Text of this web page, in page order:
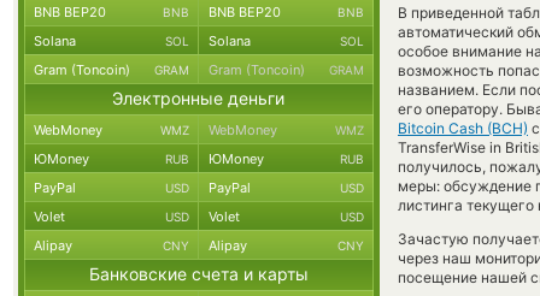
В приведенной
автоматический
особое внимание
возможность
названием. Если
его оператору.
Bitcoin Cash (BCH)
TransferWise in
получилось,
меры: обсуждение
листинга
Зачастую
через наш
посещение нашей
BNB BEP20 BNB BNB BEP20 BNB
Solana SOL Solana SOL
Gram (Toncoin) GRAM Gram (Toncoin) GRAM
Электронные деньги
WebMoney WMZ WebMoney WMZ
ЮMoney RUB ЮMoney RUB
PayPal USD PayPal USD
Volet USD Volet USD
Alipay CNY Alipay CNY
Банковские счета и карты